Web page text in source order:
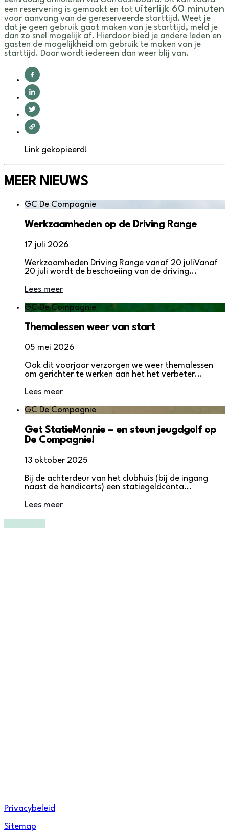
een reservering is gemaakt en tot uiterlijk 60 minuten
voor aanvang van de gereserveerde starttijd. Weet je
dat je geen gebruik gaat maken van je starttijd, meld je
dan zo snel mogelijk af. Hierdoor bied je andere leden en
gasten de mogelijkheid om gebruik te maken van je
starttijd. Daar wordt iedereen dan weer blij van.
Link gekopieerd!
MEER NIEUWS
GC De Compagnie
Werkzaamheden op de Driving Range
17 juli 2026
Werkzaamheden Driving Range vanaf 20 juliVanaf
20 juli wordt de beschoeiing van de driving...
Lees meer
GC De Compagnie
Themalessen weer van start
05 mei 2026
Ook dit voorjaar verzorgen we weer themalessen
om gerichter te werken aan het het verbeter...
Lees meer
GC De Compagnie
Get StatieMonnie – en steun jeugdgolf op
De Compagnie!
13 oktober 2025
Bij de achterdeur van het clubhuis (bij de ingang
naast de handicarts) een statiegeldconta...
Lees meer
Privacybeleid
Sitemap